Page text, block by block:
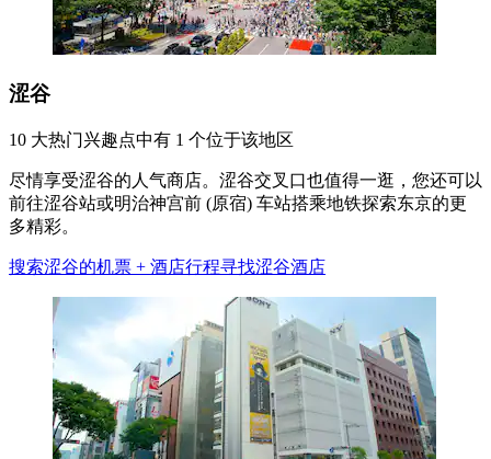
涩谷
10 大热门兴趣点中有 1 个位于该地区
尽情享受涩谷的人气商店。涩谷交叉口也值得一逛，您还可以
前往涩谷站或明治神宫前 (原宿) 车站搭乘地铁探索东京的更
多精彩。
搜索涩谷的机票 + 酒店行程寻找涩谷酒店